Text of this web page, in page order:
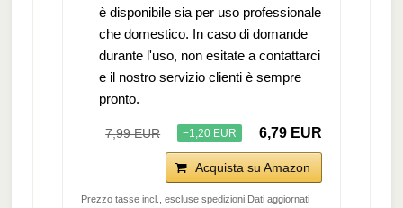
è disponibile sia per uso professionale
che domestico. In caso di domande
durante l'uso, non esitate a contattarci
e il nostro servizio clienti è sempre
pronto.
7,99 EUR −1,20 EUR 6,79 EUR
Acquista su Amazon
Prezzo tasse incl., escluse spedizioni Dati aggiornati